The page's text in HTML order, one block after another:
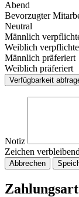
Abend
Bevorzugter
Neutral
Männlich
Weiblich
Männlich präferiert
Weiblich präferiert
Verfügbarkeit
Notiz
Zeichen verbleibend
Abbrechen